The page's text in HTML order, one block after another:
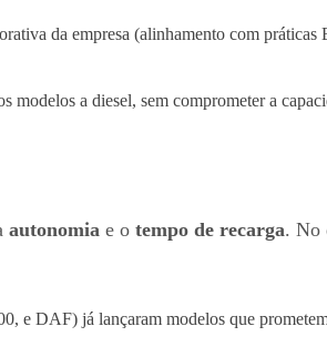
da empresa (alinhamento com
modelos a diesel, sem comprometer a
autonomia e o tempo de recarga. No
e DAF) já lançaram modelos que